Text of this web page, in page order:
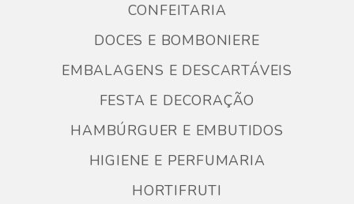
CONFEITARIA
DOCES E BOMBONIERE
EMBALAGENS E DESCARTÁVEIS
FESTA E DECORAÇÃO
HAMBÚRGUER E EMBUTIDOS
HIGIENE E PERFUMARIA
HORTIFRUTI